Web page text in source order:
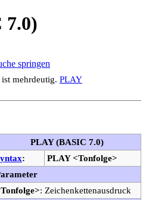
7.0)
springen
mehrdeutig. PLAY
PLAY (BASIC 7.0)
:
PLAY <Tonfolge>
: Zeichenkettenausdruck